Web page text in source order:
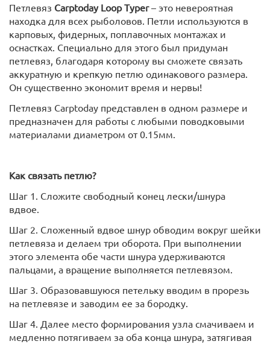
Петлевяз Carptoday Loop Typer– это невероятная
находка для всех рыболовов. Петли используются в
карповых, фидерных, поплавочных монтажах и
оснастках. Специально для этого был придуман
петлевяз, благодаря которому вы сможете связать
аккуратную и крепкую петлю одинакового размера.
Он существенно экономит время и нервы!
Петлевяз Carptoday представлен в одном размере и
предназначен для работы с любыми поводковыми
материалами диаметром от 0.15мм.
Как связать петлю?
Шаг 1. Сложите свободный конец лески/шнура
вдвое.
Шаг 2. Сложенный вдвое шнур обводим вокруг шейки
петлевяза и делаем три оборота. При выполнении
этого элемента обе части шнура удерживаются
пальцами, а вращение выполняется петлевязом.
Шаг 3. Образовавшуюся петельку вводим в прорезь
на петлевязе и заводим ее за бородку.
Шаг 4. Далее место формирования узла смачиваем и
медленно потягиваем за оба конца шнура, затягивая